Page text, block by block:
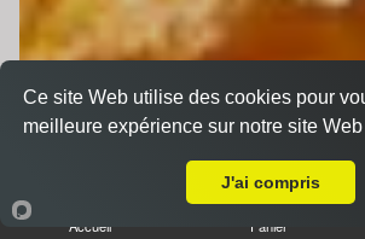
Accueil Panier
Ce site Web utilise des cookies pour
meilleure expérience sur notre site Web
J'ai compris